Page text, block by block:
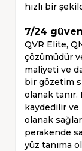
hızlı bir
7/24
QVR Elite,
çözümüdür
maliyeti ve
bir gözetim
olanak tanır.
kaydedilir ve
olanak
perakende
yüz tanıma